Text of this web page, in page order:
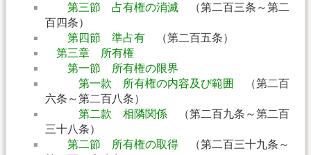
第三節 占有権の消滅 （第二百三条～第二
百四条）
第四節 準占有 （第二百五条）
第三章 所有権
第一節 所有権の限界
第一款 所有権の内容及び範囲
（第二百
六条～第二百八条）
第二款 相隣関係 （第二百九条～第二百
三十八条）
第二節 所有権の取得 （第二百三十九条～